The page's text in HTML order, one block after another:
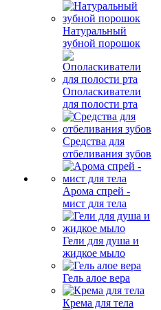
Натуральный
зубной порошок
Ополаскиватели
для полости рта
Средства для
отбеливания зубов
Арома спрей -
мист для тела
Гели для душа и
жидкое мыло
Гель алое вера
Крема для тела